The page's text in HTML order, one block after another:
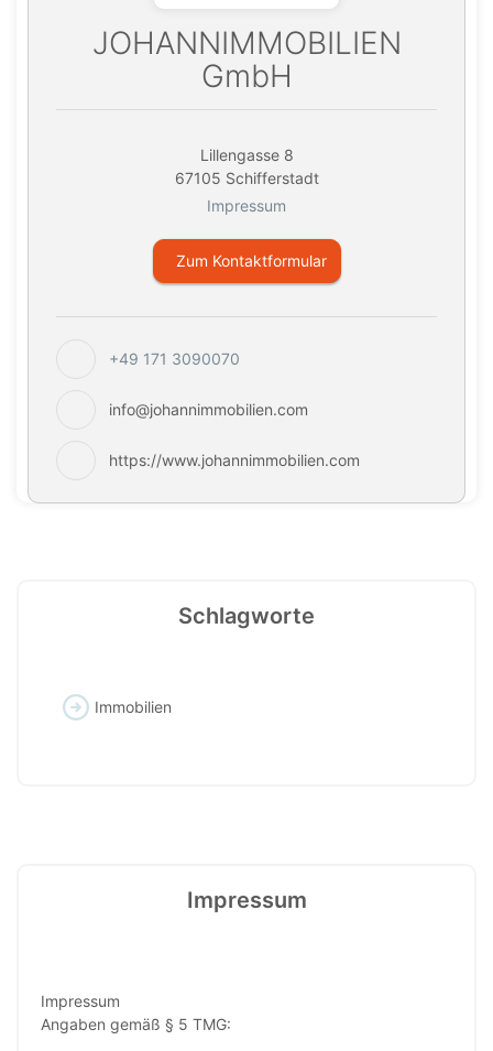
JOHANNIMMOBILIEN
GmbH
Lillengasse 8
67105 Schifferstadt
Impressum
Zum Kontaktformular
+49 171 3090070
info@johannimmobilien.com
https://www.johannimmobilien.com
Schlagworte
Immobilien
Impressum
Impressum
Angaben gemäß § 5 TMG: